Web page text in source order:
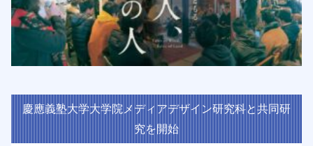
慶應義塾大学大学院メディアデザイン研究科と共同研
究を開始